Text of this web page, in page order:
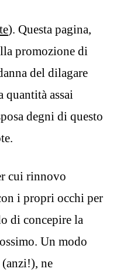
). Questa pagina,
promozione di
del dilagare
assai
degni di questo
cui rinnovo
i propri occhi per
di concepire la
Un modo
ne